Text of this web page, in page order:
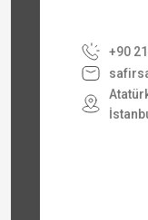
+90